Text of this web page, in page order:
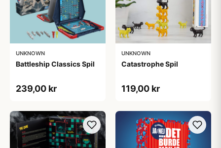
UNKNOWN
Battleship Classics Spil
239,00 kr
UNKNOWN
Catastrophe Spil
119,00 kr